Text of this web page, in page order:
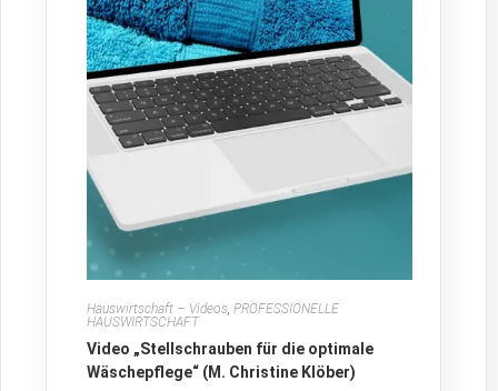
Hauswirtschaft – Videos ,PROFESSIONELLE
HAUSWIRTSCHAFT
Video „Stellschrauben für die optimale
Wäschepflege“ (M. Christine Klöber)